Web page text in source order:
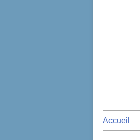
Accueil